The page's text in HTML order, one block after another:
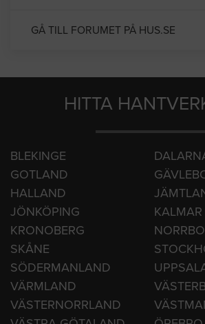
GÅ TILL FORUMET PÅ HUS.SE
HITTA
BLEKINGE
GOTLAND
HALLAND
JÖNKÖPING
KALMAR
KRONOBERG
SKÅNE
SÖDERMANLAND
VÄRMLAND
VÄSTERNORRLAND